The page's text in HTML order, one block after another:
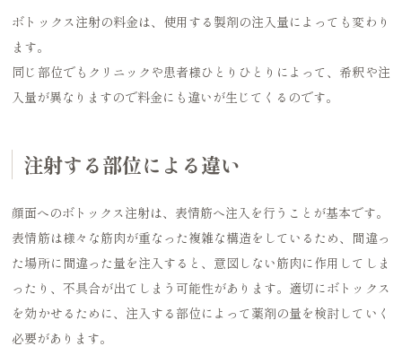
ボトックス注射の料金は、使用する製剤の注入量によっても変わり
ます。
同じ部位でもクリニックや患者様ひとりひとりによって、希釈や注
入量が異なりますので料金にも違いが生じてくるのです。
注射する部位による違い
顔面へのボトックス注射は、表情筋へ注入を行うことが基本です。
表情筋は様々な筋肉が重なった複雑な構造をしているため、間違っ
た場所に間違った量を注入すると、意図しない筋肉に作用してしま
ったり、不具合が出てしまう可能性があります。適切にボトックス
を効かせるために、注入する部位によって薬剤の量を検討していく
必要があります。